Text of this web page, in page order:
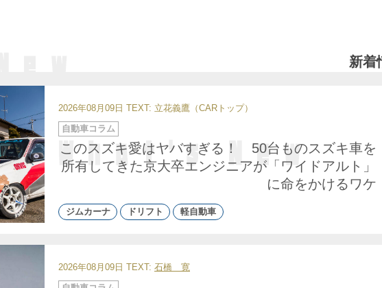
新着
2026年08月09日 TEXT: 立花義鷹（CARトップ）
このスズキ愛はヤバすぎる！ 50台ものスズキ車を
所有してきた京大卒エンジニアが「ワイドアルト」
に命をかけるワケ
カ
テ
リ
ー
自動車コラム
ジムカーナ ドリフト 軽自動車
2026年08月09日 TEXT: 石橋 寛
カ